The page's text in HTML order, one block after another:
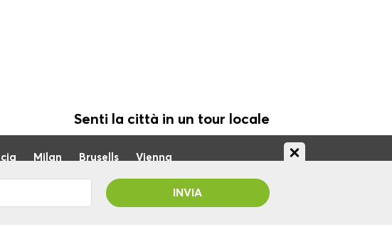
Riceverai il tuo codice promozionale
Senti la città in un tour locale
Milan Brusells Vienna
Telefono: +34 675 176 220